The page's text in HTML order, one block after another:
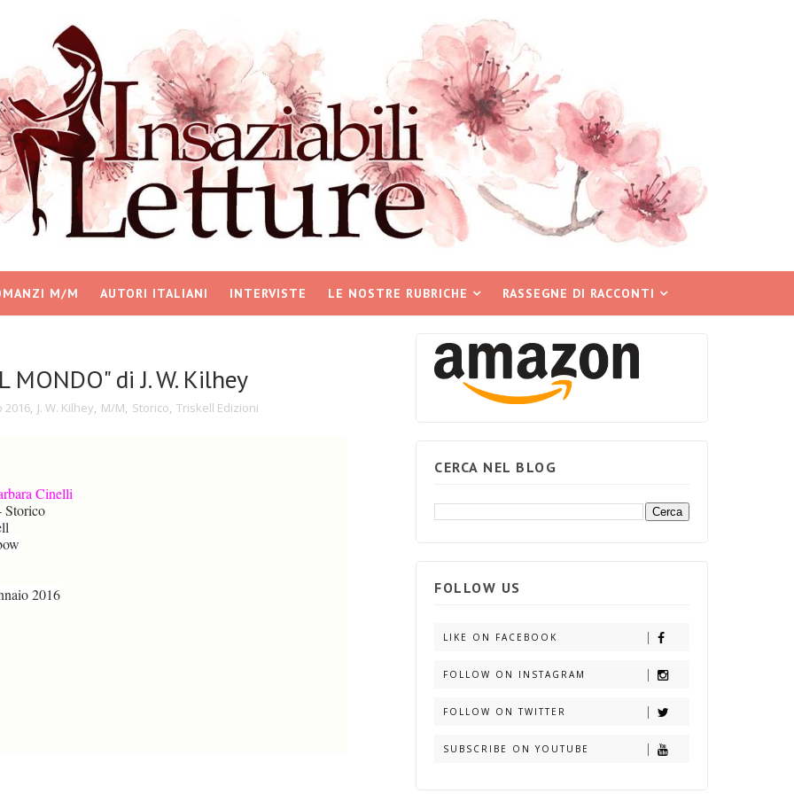
M/M AUTORI ITALIANI INTERVISTE LE NOSTRE RUBRICHE RASSEGNE DI RACCONTI
di J. W. Kilhey
2016, J. W. Kilhey, M/M, Storico, Triskell Edizioni
Cinelli
2016
CERCA NEL BLOG
FOLLOW US
LIKE ON FACEBOOK
FOLLOW ON INSTAGRAM
FOLLOW ON TWITTER
SUBSCRIBE ON YOUTUBE